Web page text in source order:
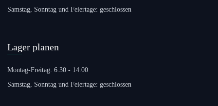
Samstag, Sonntag und Feiertage: geschlossen
Lager planen
Montag-Freitag: 6.30 - 14.00
Samstag, Sonntag und Feiertage: geschlossen